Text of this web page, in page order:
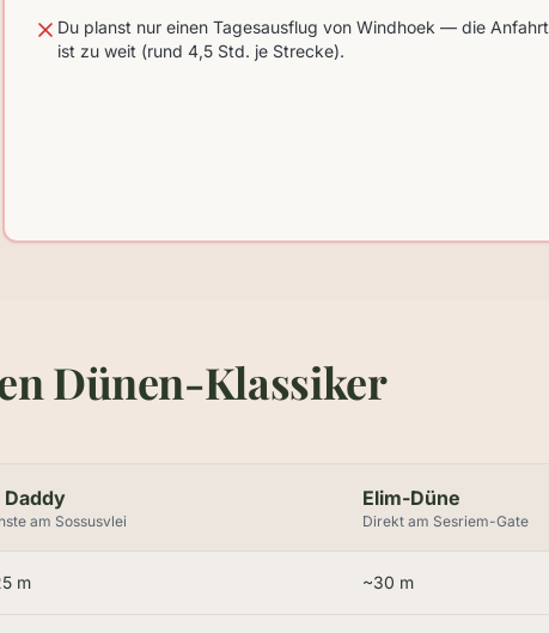
Du planst nur einen Tagesausflug von Windhoek — die Anfahrt
ist zu weit (rund 4,5 Std. je Strecke).
Dünen-Klassiker
Daddy
am Sossusvlei
Elim-Düne
Direkt am Sesriem-Gate
m ~30 m